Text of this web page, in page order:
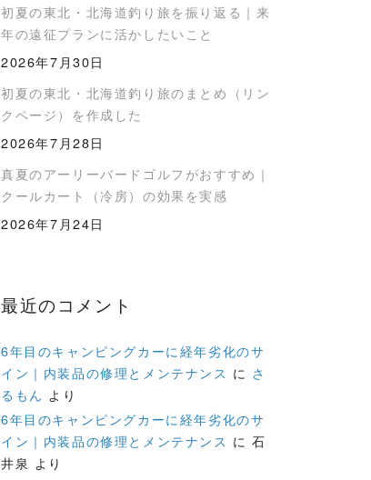
初夏の東北・北海道釣り旅を振り返る｜来
年の遠征プランに活かしたいこと
2026年7月30日
初夏の東北・北海道釣り旅のまとめ（リン
クページ）を作成した
2026年7月28日
真夏のアーリーバードゴルフがおすすめ｜
クールカート（冷房）の効果を実感
2026年7月24日
最近のコメント
6年目のキャンピングカーに経年劣化のサ
イン｜内装品の修理とメンテナンス に さ
るもん より
6年目のキャンピングカーに経年劣化のサ
イン｜内装品の修理とメンテナンス に石
井泉 より